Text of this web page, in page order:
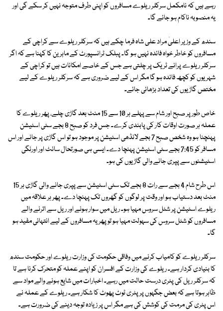
رہے ہیں کہ نامکمل سرکلر ریلوے مسافروں کو اپنی طرف متوجہ نہیں کر سکے گی اور
یہ منصوبہ ناکام ہو جائے گا۔
سندھ کے وزیر اعلیٰ مراد علی شاہ فرما چکے ہیں کہ سرکلر ریلوے سے کراچی کے
مسافروں کو خاطر خواہ فائدہ نہیں ہو گا۔ پبلک ٹرانسپورٹ کے ماہرین کا کہنا ہے کہ اگر
سرکلر ریلوے پرانے ٹریک پر چلتی ہے جس کے خاصے امکانات ہیں تو کراچی کے
شہریوں کو کچھ فائدہ ہو گا مگر اس کے لیے ضروری ہے کہ سرکلر ریلوے کے لیے
مختص گاڑیوں کی تعداد بڑھائی جائے۔
خاص طور پر صبح اور شام سے پہلے ہر 10 سے 15 منٹ بعد گاڑی چلے، پھر ریلوے کا
عملہ ہر صورت اوقات کار کی پابندی کرے۔ جس فرد کو صبح 8 بجے سٹی اسٹیشن
پہنچنا ہو وہ شخص صبح 7 بجے لانڈھی اسٹیشن پر موجود ہو تو اس گاڑی پر جانے اور اس
مسافر کو 7:45 بجے سٹی اسٹیشن پہنچا دے۔ ایسی ہی صورتحال سائٹ اور اورنگی
اسٹیشنوں سے پپری جانے والی گاڑیوں کی ہو۔
اس طرح شام 4 بجے سے رات 8 بجے تک سٹی اسٹیشن سے پپری جانے والی گاڑی ہر 15
منٹ بعد دستیاب ہو اور وقت پر لوگوں کو گھروں تک پہنچا دے۔ پھر ہر علاقہ میں
ریلوے اسٹیشن پر شٹل سروس مہیا ہو۔ ریل میں سوار ہونے اور ریل سے اترنے والے
مسافروں کو شٹل سروس کی سہولت مہیا ہو تو پھر یہ مسافروں کے لیے انتہائی مفید ہو
گا۔
سرکلر ریلوے کو کامیاب کرنے میں وفاقی حکومت کی وزارت ریلوے اور حکومت سندھ
کا بنیادی کردار ہے۔ ریلوے کی وزارت کے افسران کو اپنے عملہ کو متحرک کرنا ہے تا
کہ سرکلر ریل کی پٹری درست حالت میں رہے۔ اخبارات میں شایع ہونے والے مواد سے
ظاہر ہوتا ہے کہ بعض جگہوں پر پٹری ٹوٹ پھوٹ کا شکار ہے۔ ریلوے کے عملہ نے
اس پٹری کی مرمت کی کوشش کی ہے مگر اس پر زیادہ توجہ دینے کی ضرورت ہے۔